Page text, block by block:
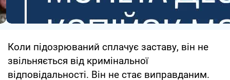
Коли підозрюваний сплачує заставу, він не
звільняється від кримінальної
відповідальності. Він не стає виправданим.